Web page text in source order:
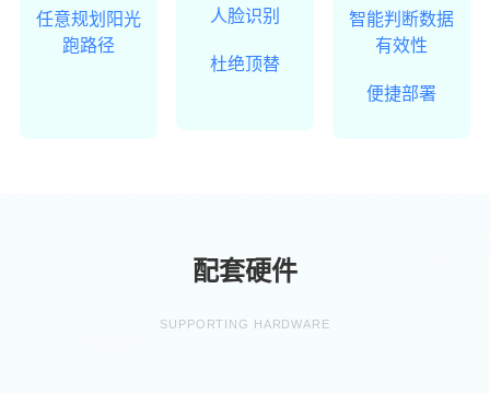
任意规划阳光
跑路径
人脸识别
杜绝顶替
智能判断数据
有效性
便捷部署
配套硬件
SUPPORTING HARDWARE